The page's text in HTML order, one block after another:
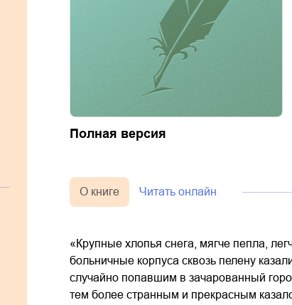
Полная версия
О книге Читать онлайн
«Крупные хлопья снега, мягче пепла,
больничные корпуса сквозь пелену
случайно попавшим в зачарованный
тем более странным и прекрасным